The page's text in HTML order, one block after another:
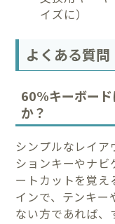
イズに）
よくある質問
60%キーボー
か？
シンプルなレイ
ションキーやナビ
ートカットを覚え
インで、テンキー
ない方であれば、